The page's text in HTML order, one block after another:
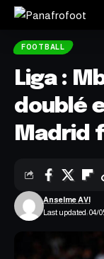
FOOTBALL
Liga :
doublé
Madrid
Last updated: 04/
Anselme AVI